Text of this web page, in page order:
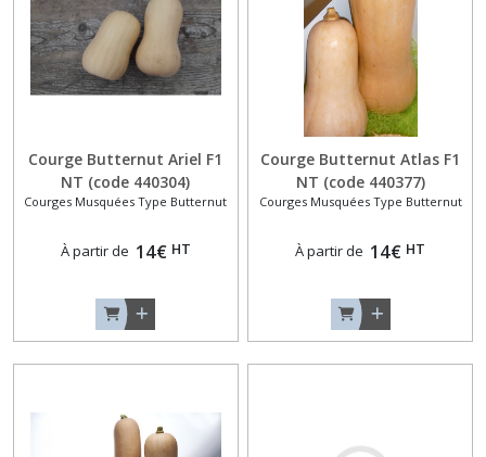
Courge Butternut Ariel F1
NT (code 440304)
Courges Musquées Type Butternut
À partir de 14€ HT
Courge Butternut Atlas F1
NT (code 440377)
Courges Musquées Type Butternut
À partir de 14€ HT
Blanches
(3)
Aubergines
(9)
Originales
(2)
Aubergines
Zébrées
ou